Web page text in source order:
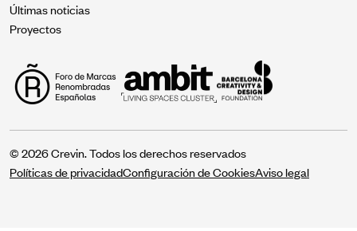
Últimas noticias
Proyectos
© 2026 Crevin. Todos los derechos reservados
Políticas de privacidadConfiguración de CookiesAviso legal